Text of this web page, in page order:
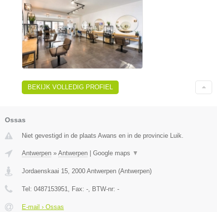
BEKIJK VOLLEDIG PROFIEL
Ossas
Niet gevestigd in de plaats Awans en in de provincie Luik.
Antwerpen » Antwerpen | Google maps ▼
Jordaenskaai 15 2000 Antwerpen (Antwerpen)
Tel: 0487153951 , Fax: - , BTW-nr: -
E-mail › Ossas